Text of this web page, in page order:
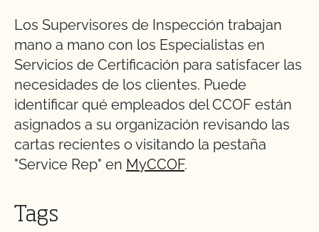
Los Supervisores de Inspección trabajan
mano a mano con los Especialistas en
Servicios de Certificación para satisfacer las
necesidades de los clientes. Puede
identificar qué empleados del CCOF están
asignados a su organización revisando las
cartas recientes o visitando la pestaña
"Service Rep" en MyCCOF.
Tags